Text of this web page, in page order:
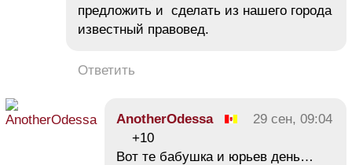
предложить и сделать из нашего города
известный правовед.
Ответить
AnotherOdessa
29 сен, 09:04
+10
Вот те бабушка и юрьев день…